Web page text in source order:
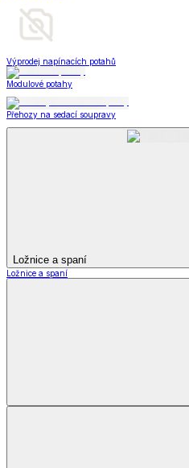
Výprodej napínacích potahů
Modulové potahy
Přehozy na sedací soupravy
Ložnice a spaní
Ložnice a spaní